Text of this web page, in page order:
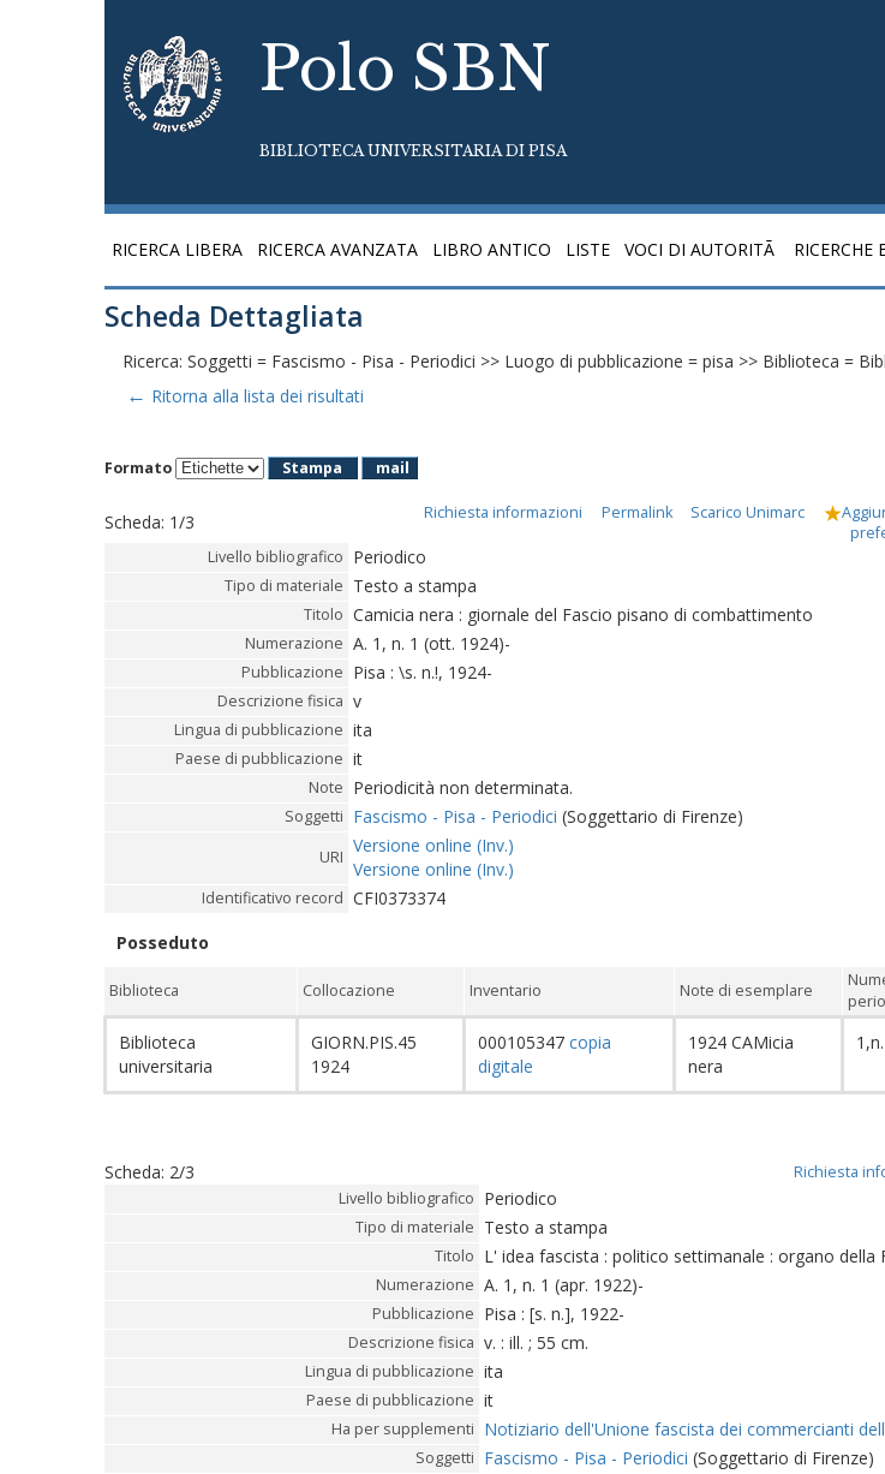
Polo SBN
BIBLIOTECA UNIVERSITARIA DI PISA
RICERCA LIBERA RICERCA AVANZATA LIBRO ANTICO LISTE VOCI DI AUTORITÃ RICERCHE
Scheda Dettagliata
Ricerca: Soggetti = Fascismo - Pisa - Periodici >> Luogo di pubblicazione = pisa >> Biblioteca =
← Ritorna alla lista dei risultati
Formato Stampa mail
Scheda: 1/3 Richiesta informazioni Permalink Scarico Unimarc
Livello bibliografico Periodico
Tipo di materiale Testo a stampa
Titolo Camicia nera : giornale del Fascio pisano di combattimento
Numerazione A. 1, n. 1 (ott. 1924)-
Pubblicazione Pisa : \s. n.!, 1924-
Descrizione fisica v
Lingua di pubblicazione ita
Paese di pubblicazione it
Note Periodicità non determinata.
Soggetti Fascismo - Pisa - Periodici (Soggettario di Firenze)
URI
Versione online (Inv.)
Versione online (Inv.)
Identificativo record CFI0373374
Posseduto
Biblioteca Collocazione Inventario Note di esemplare
Biblioteca
universitaria
GIORN.PIS.45
1924
000105347 copia
digitale
1924 CAMicia
nera
Scheda: 2/3 Richiesta
Livello bibliografico Periodico
Tipo di materiale Testo a stampa
Titolo L' idea fascista : politico settimanale : organo
Numerazione A. 1, n. 1 (apr. 1922)-
Pubblicazione Pisa : [s. n.], 1922-
Descrizione fisica v. : ill. ; 55 cm.
Lingua di pubblicazione ita
Paese di pubblicazione it
Ha per supplementi Notiziario dell'Unione fascista dei commercianti
Soggetti Fascismo - Pisa - Periodici (Soggettario di Firenze)